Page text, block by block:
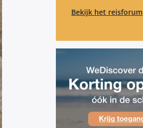
Bekijk het reisforum